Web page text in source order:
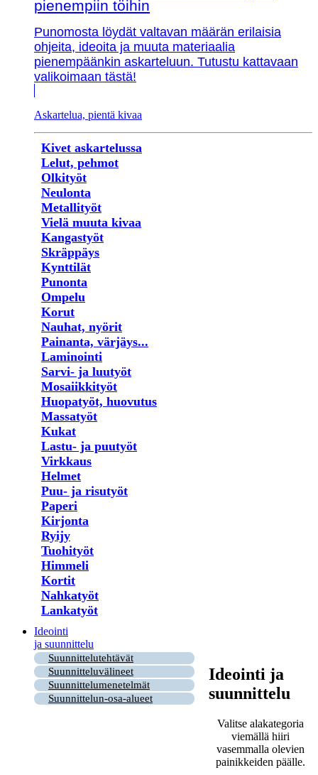
pienempiin töihin
Punomosta löydät valtavan määrän erilaisia
ohjeita, ideoita ja muuta materiaalia
pienempäänkin askarteluun. Tutustu kattavaan
valikoimaan tästä!
Askartelua, pientä kivaa
Kivet askartelussa
Lelut, pehmot
Olkityöt
Neulonta
Metallityöt
Vielä muuta kivaa
Kangastyöt
Skräppäys
Kynttilät
Punonta
Ompelu
Korut
Nauhat, nyörit
Painanta, värjäys...
Laminointi
Sarvi- ja luutyöt
Mosaiikkityöt
Huopatyöt, huovutus
Massatyöt
Kukat
Lastu- ja puutyöt
Virkkaus
Helmet
Puu- ja risutyöt
Paperi
Kirjonta
Ryijy
Tuohityöt
Himmeli
Kortit
Nahkatyöt
Lankatyöt
Ideointi
ja suunnittelu
Suunnittelutehtävät
Suunnitteluvälineet
Suunnittelumenetelmät
Suunnittelun-osa-alueet
Ideointi ja
suunnittelu
Valitse alakategoria
viemällä hiiri
vasemmalla olevien
painikkeiden päälle.